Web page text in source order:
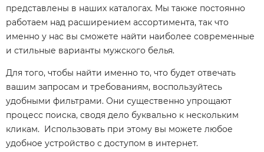
представлены в наших каталогах. Мы также постоянно
работаем над расширением ассортимента, так что
именно у нас вы сможете найти наиболее современные
и стильные варианты мужского белья.
Для того, чтобы найти именно то, что будет отвечать
вашим запросам и требованиям, воспользуйтесь
удобными фильтрами. Они существенно упрощают
процесс поиска, сводя дело буквально к нескольким
кликам. Использовать при этому вы можете любое
удобное устройство с доступом в интернет.